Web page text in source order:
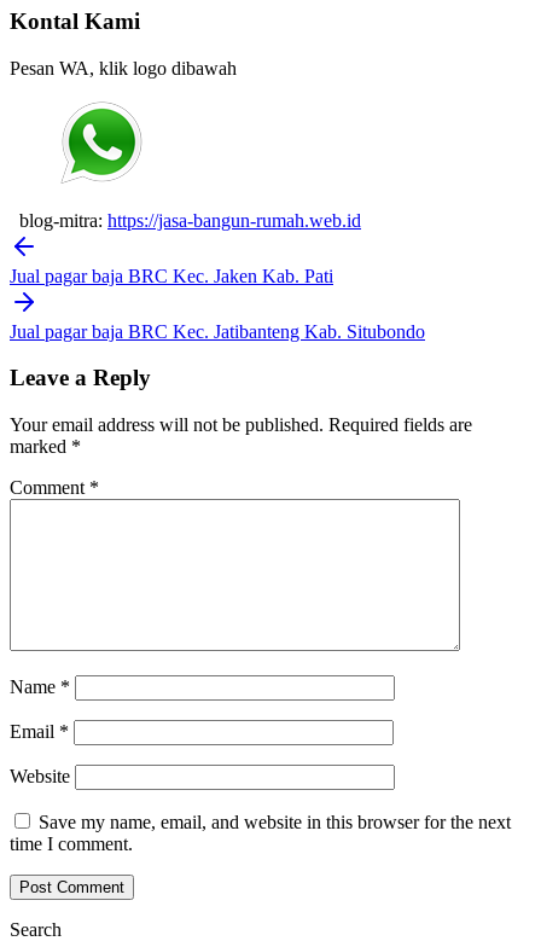
Kontal Kami
Pesan WA, klik logo dibawah
blog-mitra: https://jasa-bangun-rumah.web.id
Post
navigation
Jual pagar baja BRC Kec. Jaken Kab. Pati
Jual pagar baja BRC Kec. Jatibanteng Kab. Situbondo
Leave a Reply
Your email address will not be published. Required fields are
marked *
Comment *
Name *
Email *
Website
Save my name, email, and website in this browser for the next
time I comment.
Search